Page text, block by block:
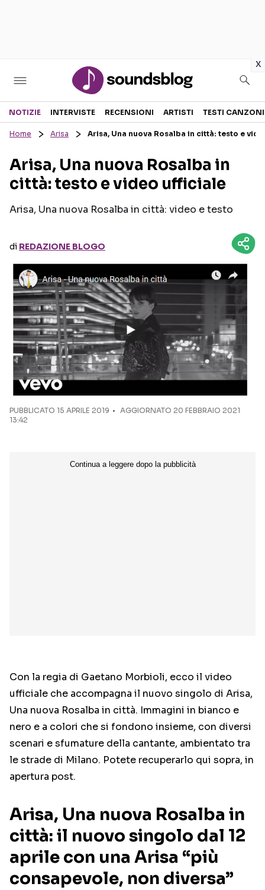
x
Sezioni
RECENSIONI MUSICALI
INTERVISTE
GOSSIP E CURIOSITÀ
TESTI CANZONI
TOUR ED EVENTI
TALENT SHOW
Seguici sui social
NOTIZIE INTERVISTE RECENSIONI ARTISTI TESTI CANZONI
Home Arisa Arisa, Una nuova Rosalba in città: testo e
Arisa, Una nuova Rosalba in
città: testo e video ufficiale
Arisa, Una nuova Rosalba in città: video e testo
di REDAZIONE BLOGO
PUBBLICATO 15 APRILE 2019
AGGIORNATO 20 FEBBRAIO 2021
13:42
Con la regia di Gaetano Morbioli, ecco il video
ufficiale che accompagna il nuovo singolo di Arisa,
Una nuova Rosalba in città. Immagini in bianco e
nero e a colori che si fondono insieme, con diversi
scenari e sfumature della cantante, ambientato tra
le strade di Milano. Potete recuperarlo qui sopra, in
apertura post.
Arisa, Una nuova Rosalba in
città: il nuovo singolo dal 12
aprile con una Arisa “più
consapevole, non diversa”